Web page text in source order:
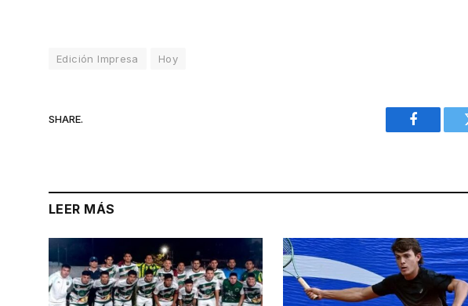
Edición Impresa Hoy
SHARE.
Facebook
LEER MÁS